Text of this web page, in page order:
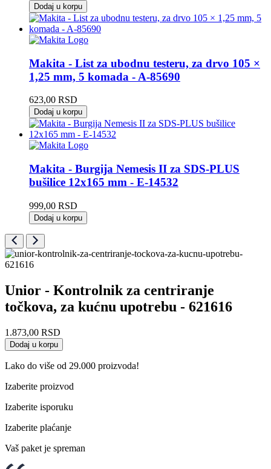
Dodaj u korpu
Makita - List za ubodnu testeru, za drvo 105 ×
1,25 mm, 5 komada - A-85690
623,00 RSD
Dodaj u korpu
Makita - Burgija Nemesis II za SDS-PLUS
bušilice 12x165 mm - E-14532
999,00 RSD
Dodaj u korpu
Unior - Kontrolnik za centriranje
točkova, za kućnu upotrebu - 621616
1.873,00 RSD
Dodaj u korpu
Lako do više od 29.000 proizvoda!
Izaberite proizvod
Izaberite isporuku
Izaberite plaćanje
Vaš paket je spreman